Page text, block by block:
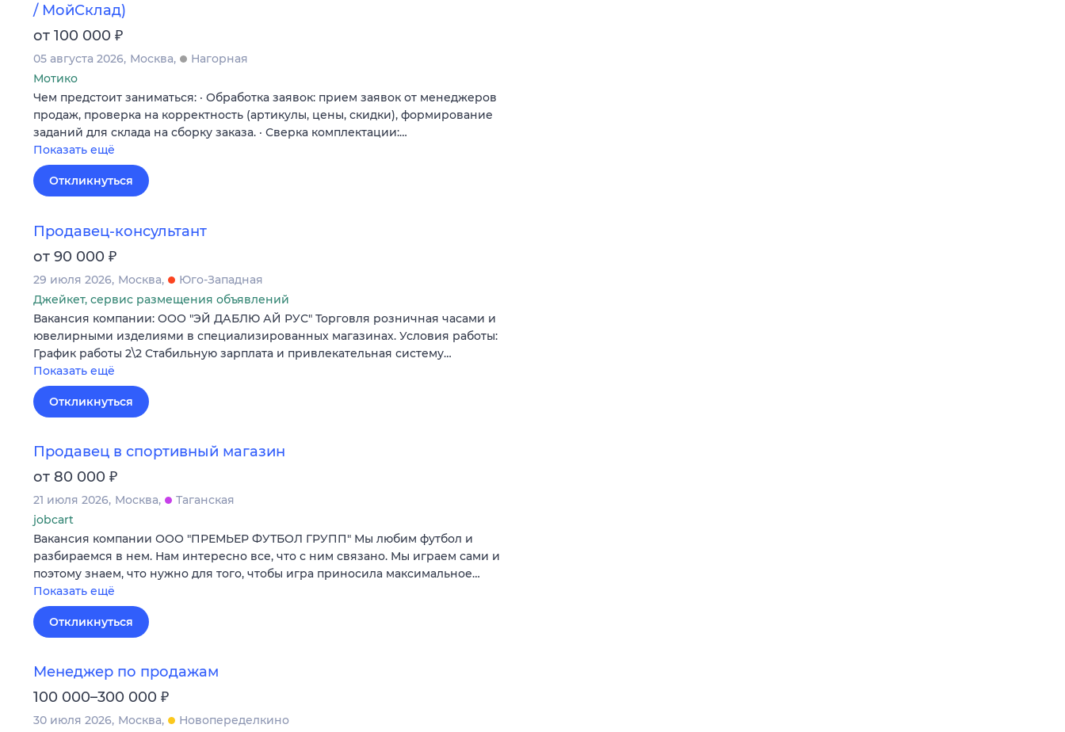
/ МойСклад)
от 100 000 ₽
05 августа 2026 Москва
Нагорная
Мотико
Чем предстоит заниматься: · Обработка заявок: прием заявок от менеджеров
продаж, проверка на корректность (артикулы, цены, скидки), формирование
заданий для склада на сборку заказа. · Сверка комплектации:…
Показать ещё
Откликнуться
Продавец-консультант
от 90 000 ₽
29 июля 2026 Москва
Юго-Западная
Джейкет, сервис размещения объявлений
Вакансия компании: ООО "ЭЙ ДАБЛЮ АЙ РУС" Торговля розничная часами и
ювелирными изделиями в специализированных магазинах. Условия работы:
График работы 2\2 Стабильную зарплата и привлекательная систему…
Показать ещё
Откликнуться
Продавец в спортивный магазин
от 80 000 ₽
21 июля 2026 Москва
Таганская
jobcart
Вакансия компании ООО "ПРЕМЬЕР ФУТБОЛ ГРУПП" Мы любим футбол и
разбираемся в нем. Нам интересно все, что с ним связано. Мы играем сами и
поэтому знаем, что нужно для того, чтобы игра приносила максимальное…
Показать ещё
Откликнуться
Менеджер по продажам
100 000–300 000 ₽
30 июля 2026 Москва
Новопеределкино